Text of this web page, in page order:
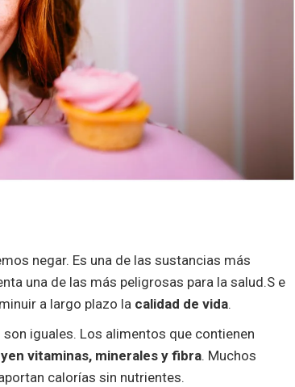
negar. Es una de las sustancias más
una de las más peligrosas para la salud.S e
a largo plazo la calidad de vida.
iguales. Los alimentos que contienen
vitaminas, minerales y fibra. Muchos
calorías sin nutrientes.